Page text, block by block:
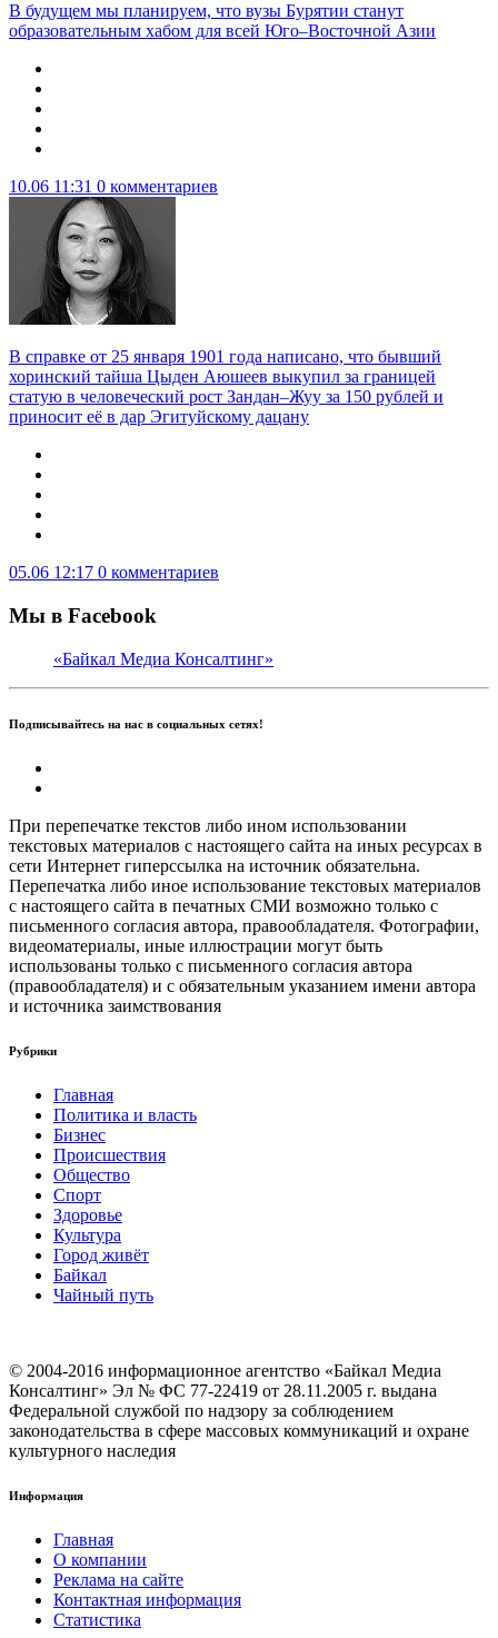
В будущем мы планируем, что вузы Бурятии станут
образовательным хабом для всей Юго–Восточной Азии
10.06 11:31 0 комментариев
В справке от 25 января 1901 года написано, что бывший
хоринский тайша Цыден Аюшеев выкупил за границей
статую в человеческий рост Зандан–Жуу за 150 рублей и
приносит её в дар Эгитуйскому дацану
05.06 12:17 0 комментариев
Мы в Facebook
«Байкал Медиа Консалтинг»
Подписывайтесь на нас в социальных сетях!
При перепечатке текстов либо ином использовании
текстовых материалов с настоящего сайта на иных ресурсах в
сети Интернет гиперссылка на источник обязательна.
Перепечатка либо иное использование текстовых материалов
с настоящего сайта в печатных СМИ возможно только с
письменного согласия автора, правообладателя. Фотографии,
видеоматериалы, иные иллюстрации могут быть
использованы только с письменного согласия автора
(правообладателя) и с обязательным указанием имени автора
и источника заимствования
Рубрики
Главная
Политика и власть
Бизнес
Происшествия
Общество
Cпорт
Здоровье
Культура
Город живёт
Байкал
Чайный путь
© 2004-2016 информационное агентство «Байкал Медиа
Консалтинг» Эл № ФС 77-22419 от 28.11.2005 г. выдана
Федеральной службой по надзору за соблюдением
законодательства в сфере массовых коммуникаций и охране
культурного наследия
Информация
Главная
О компании
Реклама на сайте
Контактная информация
Статистика